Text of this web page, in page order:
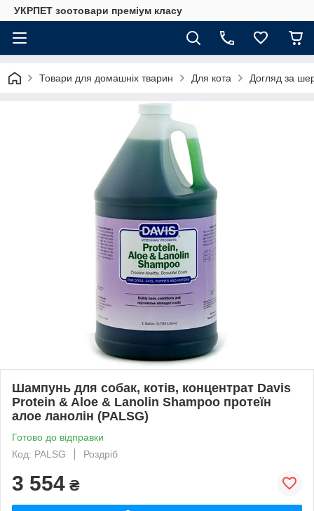
УКРПЕТ зоотовари преміум класу
Товари для домашніх тварин Для кота Догляд за
Шампунь для собак, котів, концентрат Davis
Protein & Aloe & Lanolin Shampoo протеїн
алое ланолін (PALSG)
Готово до відправки
Код: PALSG
Роздріб
3 554 ₴